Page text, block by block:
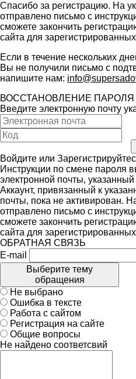
Спасибо за регистрацию. На
отправлено письмо с
сможете закончить
сайта для
Если в течение нескольких
Вы не получили письмо с
напишите нам:
ВОССТАНОВЛЕНИЕ ПАРОЛЯ
Введите электронную почту
Войдите или
Инструкции по смене пароля
электронной почты,
Аккаунт, привязанный к
почты, пока не активирован.
отправлено письмо с
сможете закончить
сайта для
ОБРАТНАЯ СВЯЗЬ
E-mail
Выберите тему
обращения
Не выбрано
Ошибка в тексте
Работа с сайтом
Регистрация на сайте
Общие вопросы
Не найдено соответсвий